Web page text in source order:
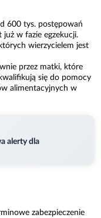
600 tys. postępowań
już w fazie egzekucji.
wierzycielem jest
przez matki, które
się do pomocy
alimentacyjnych w
alerty dla
zabezpieczenie